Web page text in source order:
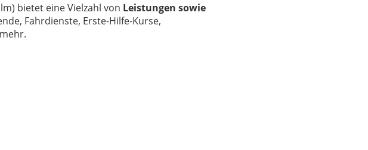
bietet eine Vielzahl von Leistungen sowie
Fahrdienste, Erste-Hilfe-Kurse,